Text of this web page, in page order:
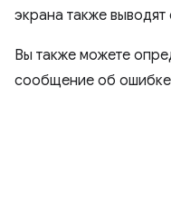
экрана также
Вы также можете
сообщение об